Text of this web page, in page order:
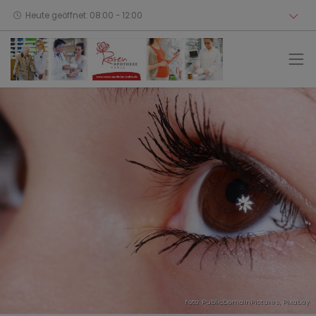
Heute geöffnet: 08:00 - 12:00
Foto: PublicDomainPictures, Pixabay